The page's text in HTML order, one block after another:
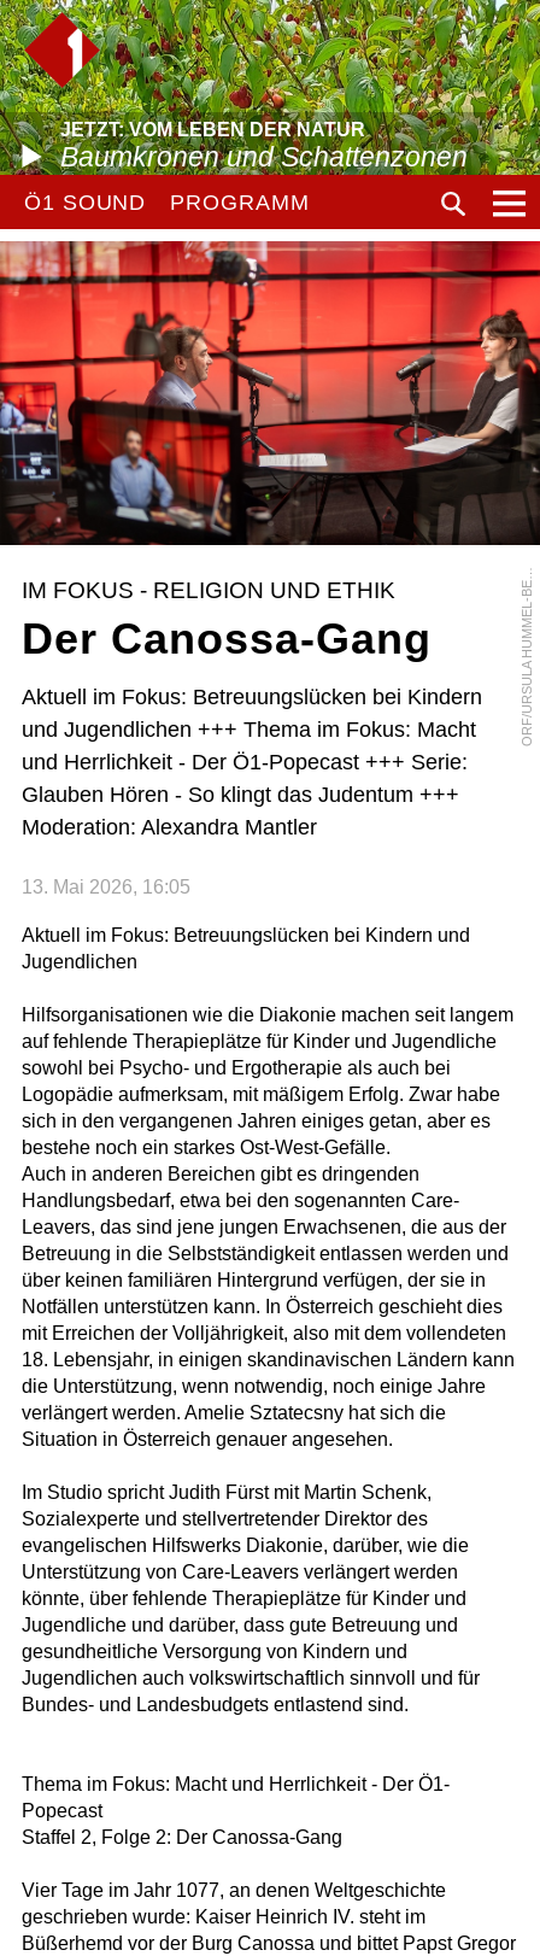
JETZT: VOM LEBEN DER NATUR
Baumkronen und Schattenzonen
Ö1 SOUND PROGRAMM
O
R
F
/
U
R
S
U
L
A
H
U
M
M
E
L
-
B
E
R
G
E
R
IM FOKUS - RELIGION UND ETHIK
Der Canossa-Gang
Aktuell im Fokus: Betreuungslücken bei Kindern
und Jugendlichen +++ Thema im Fokus: Macht
und Herrlichkeit - Der Ö1-Popecast +++ Serie:
Glauben Hören - So klingt das Judentum +++
Moderation: Alexandra Mantler
13. Mai 2026, 16:05
Aktuell im Fokus: Betreuungslücken bei Kindern und
Jugendlichen
Hilfsorganisationen wie die Diakonie machen seit langem
auf fehlende Therapieplätze für Kinder und Jugendliche
sowohl bei Psycho- und Ergotherapie als auch bei
Logopädie aufmerksam, mit mäßigem Erfolg. Zwar habe
sich in den vergangenen Jahren einiges getan, aber es
bestehe noch ein starkes Ost-West-Gefälle.
Auch in anderen Bereichen gibt es dringenden
Handlungsbedarf, etwa bei den sogenannten Care-
Leavers, das sind jene jungen Erwachsenen, die aus der
Betreuung in die Selbstständigkeit entlassen werden und
über keinen familiären Hintergrund verfügen, der sie in
Notfällen unterstützen kann. In Österreich geschieht dies
mit Erreichen der Volljährigkeit, also mit dem vollendeten
18. Lebensjahr, in einigen skandinavischen Ländern kann
die Unterstützung, wenn notwendig, noch einige Jahre
verlängert werden. Amelie Sztatecsny hat sich die
Situation in Österreich genauer angesehen.
Im Studio spricht Judith Fürst mit Martin Schenk,
Sozialexperte und stellvertretender Direktor des
evangelischen Hilfswerks Diakonie, darüber, wie die
Unterstützung von Care-Leavers verlängert werden
könnte, über fehlende Therapieplätze für Kinder und
Jugendliche und darüber, dass gute Betreuung und
gesundheitliche Versorgung von Kindern und
Jugendlichen auch volkswirtschaftlich sinnvoll und für
Bundes- und Landesbudgets entlastend sind.
Thema im Fokus: Macht und Herrlichkeit - Der Ö1-
Popecast
Staffel 2, Folge 2: Der Canossa-Gang
Vier Tage im Jahr 1077, an denen Weltgeschichte
geschrieben wurde: Kaiser Heinrich IV. steht im
Büßerhemd vor der Burg Canossa und bittet Papst Gregor